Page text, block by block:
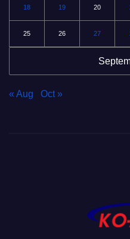
18 19 20
25 26 27
« Aug Oct »